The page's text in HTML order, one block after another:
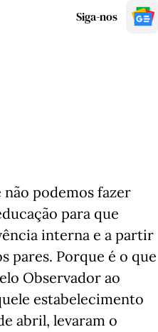
Siga-nos
podemos fazer
para que
interna e a partir
pares. Porque é o que
Observador ao
estabelecimento
abril, levaram o